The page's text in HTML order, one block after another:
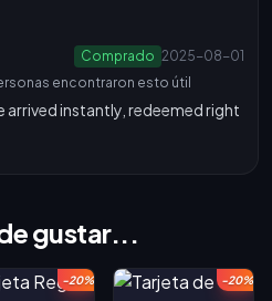
Comprado 2025-08-01
encontraron esto útil
arrived instantly, redeemed right
gustar...
-20% -20%